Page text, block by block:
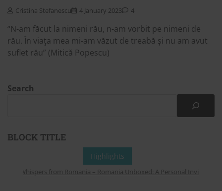
Cristina Stefanescu 4 January 2023 4
“N-am făcut la nimeni rău, n-am vorbit pe nimeni de
rău. În viaţa mea mi-am văzut de treabă și nu am avut
suflet rău” (Mitică Popescu)
Search
BLOCK TITLE
Highlights
Whispers from Romania – Romania Unboxed: A Personal Invitation